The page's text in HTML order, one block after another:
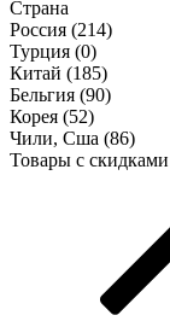
Страна
Россия (214)
Турция (0)
Китай (185)
Бельгия (90)
Корея (52)
Чили, Сша (86)
Товары с скидками